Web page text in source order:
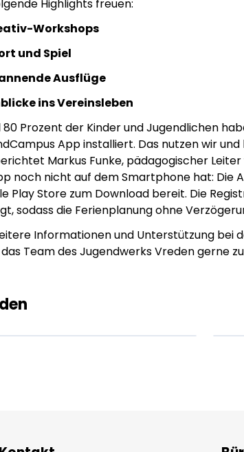
Highlights freuen:
Workshops
und Spiel
Ausflüge
ins Vereinsleben
80 Prozent der Kinder und Jugendlichen
App installiert. Das nutzen wir
Markus Funke, pädagogischer
noch nicht auf dem Smartphone hat: Die
Play Store zum Download bereit. Die
sodass die Ferienplanung ohne
Informationen und Unterstützung bei
Team des Jugendwerks Vreden gerne
Lorem ipsum Lorem